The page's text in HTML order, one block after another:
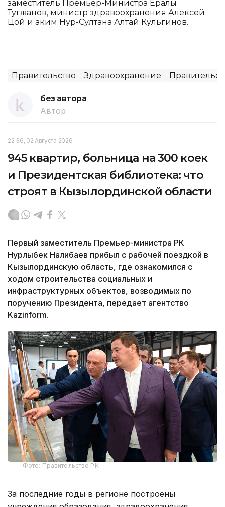
заместитель Премьер-Министра Ералы
Тугжанов, министр здравоохранения Алексей
Цой и аким Нур-Султана Алтай Кульгинов.
Правительство Здравоохранение
без автора
Автор
22:36, 02 Августа 2026
945 квартир, больница на 300 коек
и Президентская библиотека: что
строят в Кызылординской области
Первый заместитель Премьер-министра РК
Нурлыбек Налибаев прибыл с рабочей поездкой в
Кызылординскую область, где ознакомился с
ходом строительства социальных и
инфраструктурных объектов, возводимых по
поручению Президента, передает агентство
Kazinform.
Фото: Правительство РК
За последние годы в регионе построены